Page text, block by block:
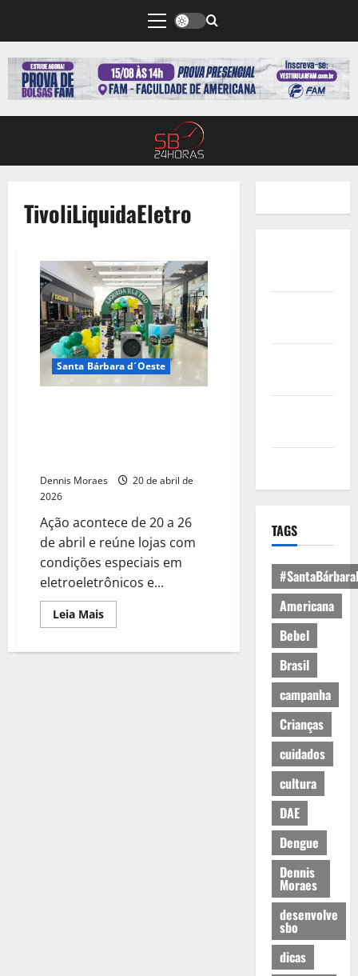
TivoliLiquidaEletro
Santa Bárbara d´Oeste
Dennis Moraes
20 de abril de
2026
Ação acontece de 20 a 26
de abril e reúne lojas com
condições especiais em
eletroeletrônicos e...
Leia Mais
TAGS
Americana
Bebel
Brasil
campanha
Crianças
cuidados
cultura
DAE
Dengue
Dennis
Moraes
desenvolve
sbo
dicas